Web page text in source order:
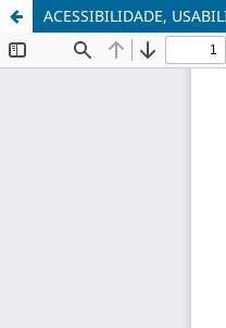
ACESSIBILIDADE,